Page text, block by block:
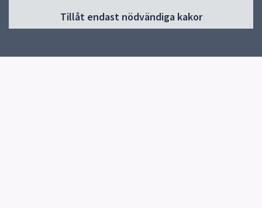
Tillåt endast nödvändiga kakor
Inledning och innehåll